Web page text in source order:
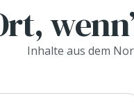
Inhalte aus dem